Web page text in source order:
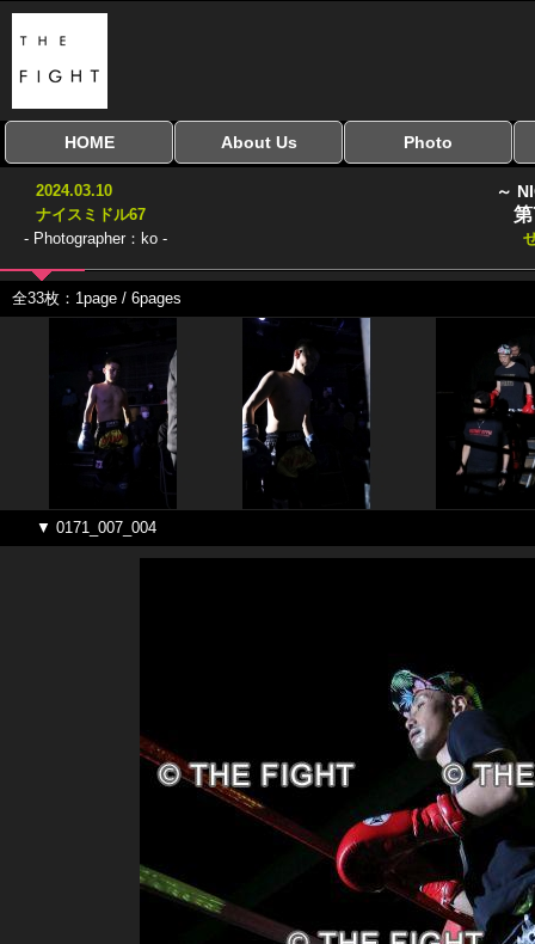
HOME
全興行を表示
ナイスミドル
アマチュアキック
協議会
全日本学生キック
建武館キッズ大会
Bigbang
おやじファイト
About Us Photo
2024.03.10
ナイスミドル67
- Photographer：ko -
～
全33枚：1page / 6pages
▼ 0171_007_004